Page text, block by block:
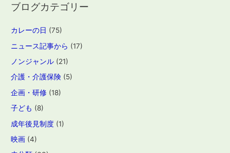
ブログカテゴリー
カレーの日 (75)
ニュース記事から (17)
ノンジャンル (21)
介護・介護保険 (5)
企画・研修 (18)
子ども (8)
成年後見制度 (1)
映画 (4)